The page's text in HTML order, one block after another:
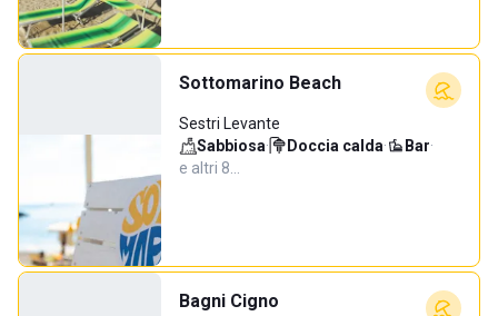
Sottomarino Beach
Sestri Levante
Sabbiosa· Doccia calda· Bar·
e altri 8…
Bagni Cigno